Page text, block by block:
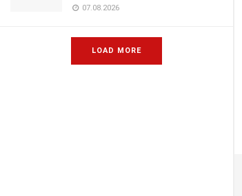
07.08.2026
LOAD MORE